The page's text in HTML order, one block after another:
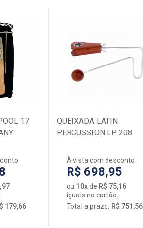
17
179,66
QUEIXADA LATIN
PERCUSSION LP 208
À vista com desconto
R$ 698,95
ou 10xde R$ 75,16
iguais no cartão.
Total a prazo: R$ 751,56